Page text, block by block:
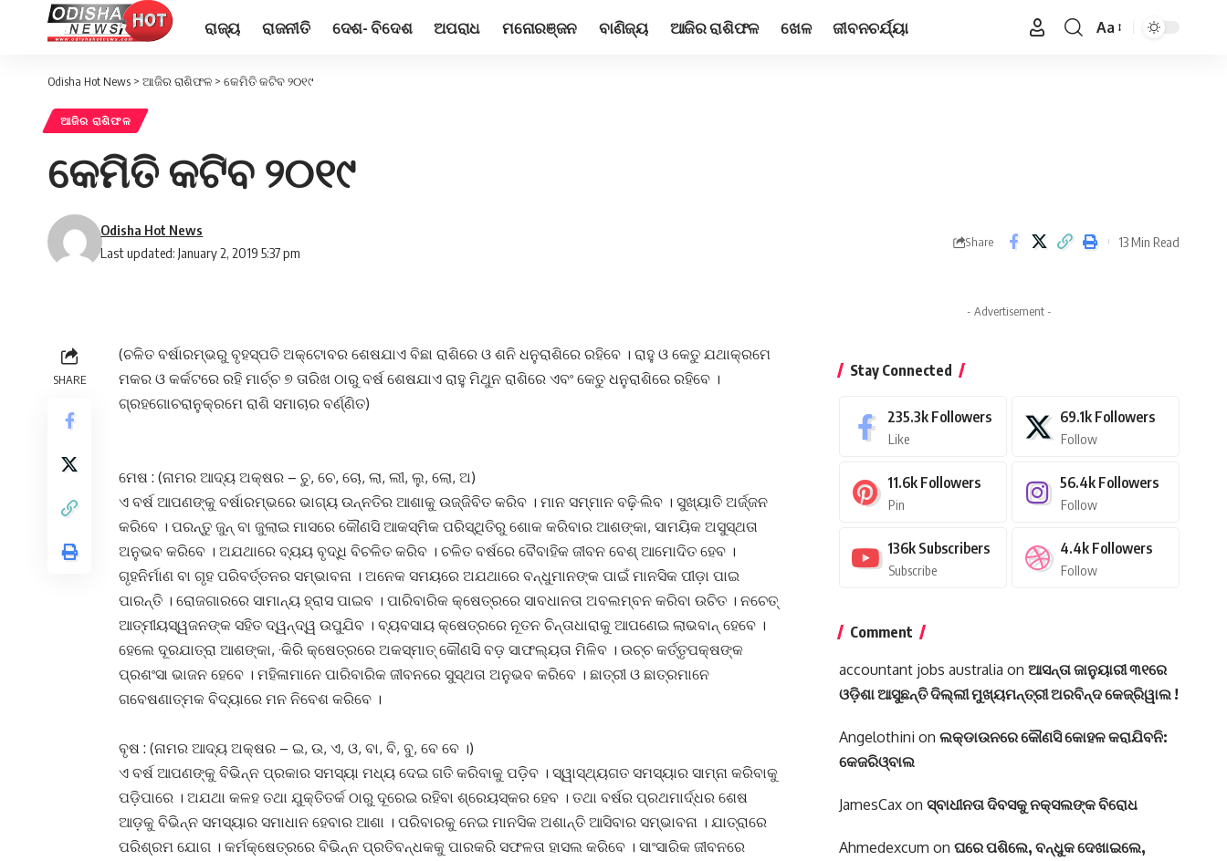
ରାଜ୍ୟ ରାଜନୀତି ଦେଶ- ବିଦେଶ ଅପରାଧ ମନୋରଞ୍ଜନ ବାଣିଜ୍ୟ ଆଜିର ରାଶିଫଳ ଖେଳ ଜୀବନଚର୍ଯ୍ୟା
Font
Aa
Odisha Hot News > ଆଜିର ରାଶିଫଳ > କେମିତି କଟିବ ୨୦୧୯
ଆଜିର ରାଶିଫଳ
କେମିତି କଟିବ ୨୦୧୯
Last updated: January 2, 2019 5:37 pm
Odisha Hot News
Share 13 Min Read
SHARE
(ଚଳିତ ବର୍ଷାରମ୍ଭରୁ ବୃହସ୍ପତି ଅକ୍ଟୋବର ଶେଷଯାଏ ବିଛା ରାଶିରେ ଓ ଶନି ଧନୁରାଶିରେ ରହିବେ । ରାହୁ ଓ କେତୁ ଯଥାକ୍ରମେ
ମକର ଓ କର୍କଟରେ ରହି ମାର୍ଚ୍ଚ ୭ ତାରିଖ ଠାରୁ ବର୍ଷ ଶେଷଯାଏ ରାହୁ ମିଥୁନ ରାଶିରେ ଏବଂ କେତୁ ଧନୁରାଶିରେ ରହିବେ ।
ଗ୍ରହଗୋଚରାନୁକ୍ରମେ ରାଶି ସମାଚାର ବର୍ଣ୍ଣିତ)
ମେଷ : (ନାମର ଆଦ୍ୟ ଅକ୍ଷର – ଚୁ, ଚେ, ଚୋ, ଲା, ଲୀ, ଲୁ, ଲୋ, ଅ)
ଏ ବର୍ଷ ଆପଣଙ୍କୁ ବର୍ଷାରମ୍ଭରେ ଭାଗ୍ୟ ଉନ୍ନତିର ଆଶାକୁ ଉଜ୍ଜିବିତ କରିବ । ମାନ ସମ୍ମାନ ବଢ଼ି·ଲିବ । ସୁଖ୍ୟାତି ଅର୍ଜ୍ଜନ
କରିବେ । ପରନ୍ତୁ ଜୁନ୍ ବା ଜୁଲାଇ ମାସରେ କୌଣସି ଆକସ୍ମିକ ପରିସ୍ଥିତିରୁ ଶୋକ କରିବାର ଆଶଙ୍କା, ସାମୟିକ ଅସୁସ୍ଥତା
ଅନୁଭବ କରିବେ । ଅଯଥାରେ ବ୍ୟୟ ବୃଦ୍ଧି ବିଚଳିତ କରିବ । ଚଳିତ ବର୍ଷରେ ବୈବାହିକ ଜୀବନ ବେଶ୍ ଆମୋଦିତ ହେବ ।
ଗୃହନିର୍ମାଣ ବା ଗୃହ ପରିବର୍ତ୍ତନର ସମ୍ଭାବନା । ଅନେକ ସମୟରେ ଅଯଥାରେ ବନ୍ଧୁମାନଙ୍କ ପାଇଁ ମାନସିକ ପୀଡ଼ା ପାଇ
ପାରନ୍ତି । ରୋଜଗାରରେ ସାମାନ୍ୟ ହ୍ରାସ ପାଇବ । ପାରିବାରିକ କ୍ଷେତ୍ରରେ ସାବଧାନତା ଅବଲମ୍ବନ କରିବା ଉଚିତ । ନଚେତ୍
ଆତ୍ମୀୟସ୍ୱଜନଙ୍କ ସହିତ ଦ୍ୱନ୍ଦ୍ୱ ଉପୁଯିବ । ବ୍ୟବସାୟ କ୍ଷେତ୍ରରେ ନୂତନ ଚିନ୍ତାଧାରାକୁ ଆପଣେଇ ଲାଭବାନ୍ ହେବେ ।
ହେଲେ ଦୂରଯାତ୍ରା ଆଶଙ୍କା, ·କିରି କ୍ଷେତ୍ରରେ ଅକସ୍ମାତ୍ କୌଣସି ବଡ଼ ସାଫଲ୍ୟତା ମିଳିବ । ଉଚ୍ଚ କର୍ତ୍ତୃପକ୍ଷଙ୍କ
ପ୍ରଶଂସା ଭାଜନ ହେବେ । ମହିଳାମାନେ ପାରିବାରିକ ଜୀବନରେ ସୁସ୍ଥତା ଅନୁଭବ କରିବେ । ଛାତ୍ରୀ ଓ ଛାତ୍ରମାନେ
ଗବେଷଣାତ୍ମକ ବିଦ୍ୟାରେ ମନ ନିବେଶ କରିବେ ।
ବୃଷ : (ନାମର ଆଦ୍ୟ ଅକ୍ଷର – ଇ, ଉ, ଏ, ଓ, ବା, ବି, ବୁ, ବେ ବେ ।)
ଏ ବର୍ଷ ଆପଣଙ୍କୁ ବିଭିନ୍ନ ପ୍ରକାର ସମସ୍ୟା ମଧ୍ୟ ଦେଇ ଗତି କରିବାକୁ ପଡ଼ିବ । ସ୍ୱାସ୍ଥ୍ୟଗତ ସମସ୍ୟାର ସାମ୍ନା କରିବାକୁ
ପଡ଼ିପାରେ । ଅଯଥା କଳହ ତଥା ଯୁକ୍ତିତର୍କ ଠାରୁ ଦୂରେଇ ରହିବା ଶ୍ରେୟସ୍କର ହେବ । ତଥା ବର୍ଷର ପ୍ରଥମାର୍ଦ୍ଧର ଶେଷ
ଆଡ଼କୁ ବିଭିନ୍ନ ସମସ୍ୟାର ସମାଧାନ ହେବାର ଆଶା । ପରିବାରକୁ ନେଇ ମାନସିକ ଅଶାନ୍ତି ଆସିବାର ସମ୍ଭାବନା । ଯାତ୍ରାରେ
ପରିଶ୍ରମ ଯୋଗ । କର୍ମକ୍ଷେତ୍ରରେ ବିଭିନ୍ନ ପ୍ରତିବନ୍ଧକକୁ ପାରକରି ସଫଳତା ହାସଲ କରିବେ । ସାଂସାରିକ ଜୀବନରେ
- Advertisement -
Stay Connected
235.3k Followers
Like
69.1k Followers
Follow
11.6k Followers
Pin
56.4k Followers
Follow
136k Subscribers
Subscribe
4.4k Followers
Follow
Comment
accountant jobs australia on ଆସନ୍ତା ଜାନୁୟାରୀ ୩୧ରେ
ଓଡ଼ିଶା ଆସୁଛନ୍ତି ଦିଲ୍ଲୀ ମୁଖ୍ୟମନ୍ତ୍ରୀ ଅରବିନ୍ଦ କେଜ୍ରିୱାଲ !
Angelothini on ଲକ୍‌ଡାଉନରେ କୌଣସି କୋହଳ କରାଯିବନି:
କେଜରିଓ୍ବାଲ
JamesCaxon ସ୍ବାଧୀନତା ଦିବସକୁ ନକ୍ସଲଙ୍କ ବିରୋଧ
Ahmedexcum on ଘରେ ପଶିଲେ, ବନ୍ଧୁକ ଦେଖାଇଲେ,